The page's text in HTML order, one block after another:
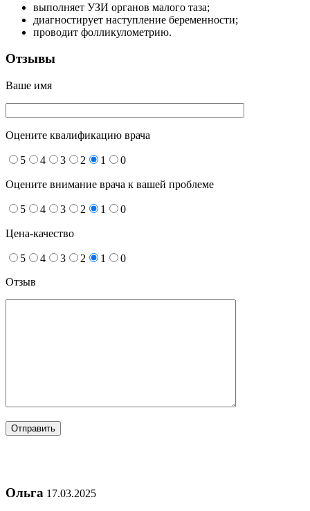
выполняет УЗИ органов малого таза;
диагностирует наступление беременности;
проводит фолликулометрию.
Отзывы
Ваше имя
Оцените квалификацию врача
5 4 3 2 1 0
Оцените внимание врача к вашей проблеме
5 4 3 2 1 0
Цена-качество
5 4 3 2 1
0
Отзыв
Ольга 17.03.2025